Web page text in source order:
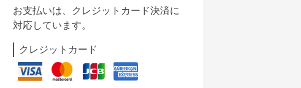
お支払いは、クレジットカード決済に
対応しています。
クレジットカード